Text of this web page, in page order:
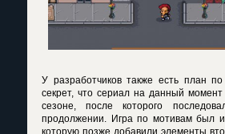
У разработчиков также есть план
секрет, что сериал на данный
сезоне, после которого
продолжении. Игра по мотивам был
которую позже добавили элементы